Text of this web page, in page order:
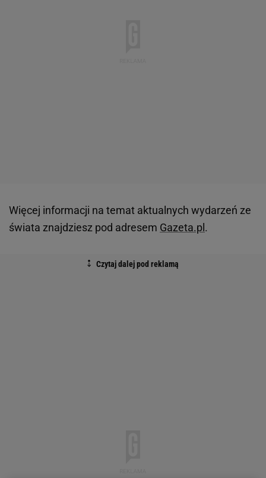
Więcej informacji na temat aktualnych wydarzeń ze
świata znajdziesz pod adresem Gazeta.pl .